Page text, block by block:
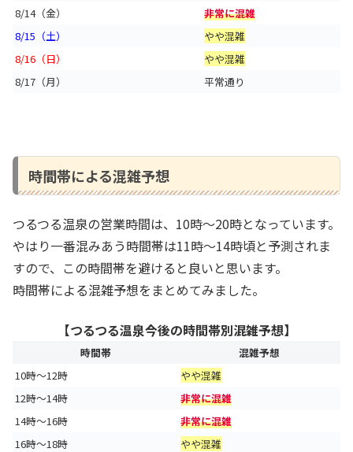
8/14（金）
非常に混雑
8/15（土）
やや混雑
8/16（日）
やや混雑
8/17（月）
平常通り
時間帯による混雑予想
つるつる温泉の営業時間は、10時～20時となっています。
やはり一番混みあう時間帯は11時～14時頃と予測されま
すので、この時間帯を避けると良いと思います。
時間帯による混雑予想をまとめてみました。
【つるつる温泉今後の時間帯別混雑予想】
時間帯
混雑予想
10時～12時
やや混雑
12時～14時
非常に混雑
14時～16時
非常に混雑
16時～18時
やや混雑